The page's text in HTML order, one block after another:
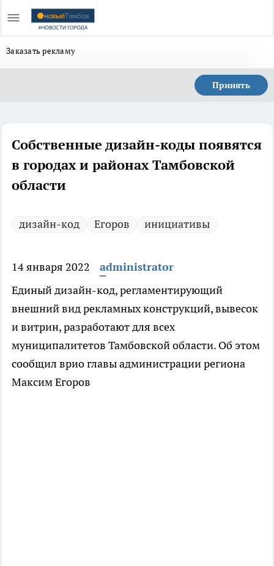
Заказать рекламу
Принять
Собственные дизайн-коды появятся
в городах и районах Тамбовской
области
дизайн-код Егоров инициативы
14 января 2022
administrator
Единый дизайн-код, регламентирующий
внешний вид рекламных конструкций, вывесок
и витрин, разработают для всех
муниципалитетов Тамбовской области. Об этом
сообщил врио главы администрации региона
Максим Егоров